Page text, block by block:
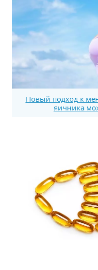
Новый подход к
яичника